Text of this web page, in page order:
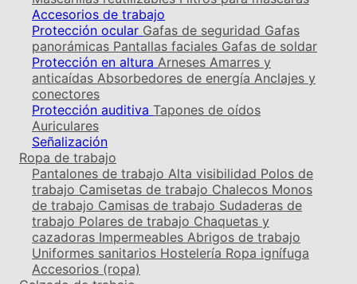
Accesorios de trabajo
Protección ocular Gafas de seguridad Gafas
panorámicas Pantallas faciales Gafas de soldar
Protección en altura Arneses Amarres y
anticaídas Absorbedores de energía Anclajes y
conectores
Protección auditiva Tapones de oídos
Auriculares
Señalización
Ropa de trabajo
Pantalones de trabajo Alta visibilidad Polos de
trabajo Camisetas de trabajo Chalecos Monos
de trabajo Camisas de trabajo Sudaderas de
trabajo Polares de trabajo Chaquetas y
cazadoras Impermeables Abrigos de trabajo
Uniformes sanitarios Hostelería Ropa ignífuga
Accesorios (ropa)